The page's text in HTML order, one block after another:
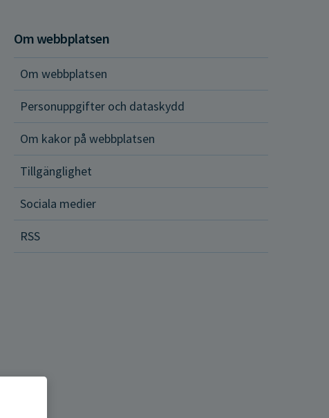
Om webbplatsen
Om webbplatsen
Personuppgifter och dataskydd
Om kakor på webbplatsen
Tillgänglighet
Sociala medier
RSS